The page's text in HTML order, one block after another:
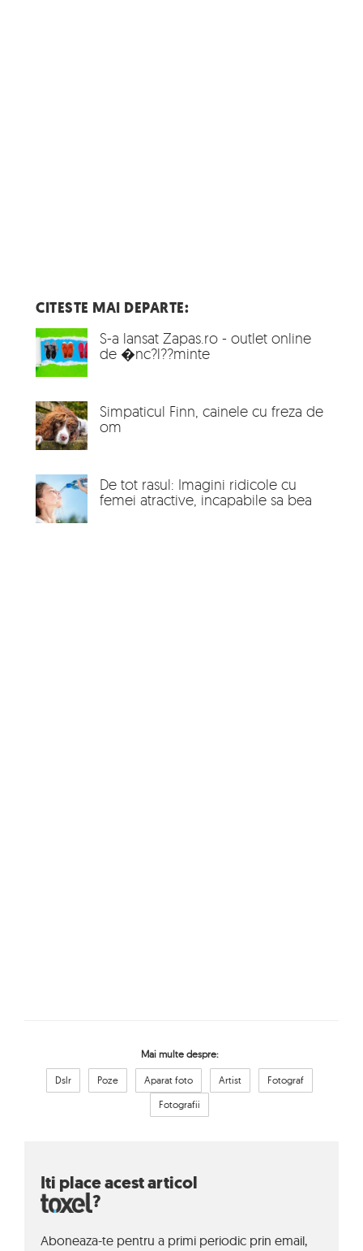
CITESTE MAI DEPARTE:
S-a lansat Zapas.ro - outlet online
de �nc?l??minte
Simpaticul Finn, cainele cu freza de
om
De tot rasul: Imagini ridicole cu
femei atractive, incapabile sa bea
Mai multe despre:
Dslr Poze Aparat foto Artist
Fotograf
Fotografii
Iti place acest articol
?
Aboneaza-te pentru a primi periodic prin email,